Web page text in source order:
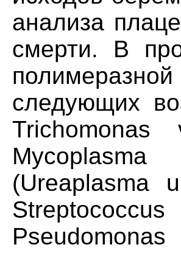
анализа
смерти. В
следующих
Trichomonas
(Ureaplasma